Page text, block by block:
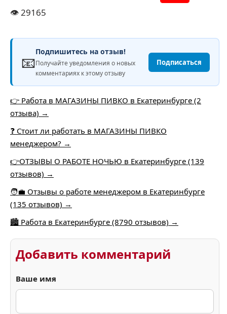
👁️29165
📧
Подпишитесь на отзыв!
Получайте уведомления о новых
комментариях к этому отзыву
Подписаться
👉 Работа в МАГАЗИНЫ ПИВКО в Екатеринбурге (2
отзыва) →
❓ Стоит ли работать в МАГАЗИНЫ ПИВКО
менеджером? →
👉ОТЗЫВЫ О РАБОТЕ НОЧЬЮ в Екатеринбурге (139
отзывов) →
🧑‍💼 Отзывы о работе менеджером в Екатеринбурге
(135 отзывов) →
🏙️ Работа в Екатеринбурге (8790 отзывов) →
Добавить комментарий
Ваше имя